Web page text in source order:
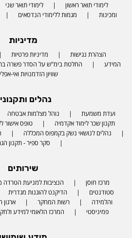
לימודי תואר ראשון לימודי תואר שני
ומכינות
מגמות ללימודי הנדסאים
מדיניות
הצהרת נגישות מדיניות פרטיות
המידע
החלטת בימ"ש על הסדר פשרה
שוויון הזדמנויות ואי-
נהלים
ועדת משמעת נוהל מצלמות אבטחה
תקנון שכר לימוד אקדמיה
טופס אישור
נהלים לנושאי נשק בקמפוס המכללה
סקר ספיר - תקנון
שירותים
מרכז חוסן הנציבות למניעת הטרדה
סטודנטים
הדיקנט להוגנות מגדרית
והלמידה
רשות המחקר
פמיניסטי
המרכז הלאומי למידע